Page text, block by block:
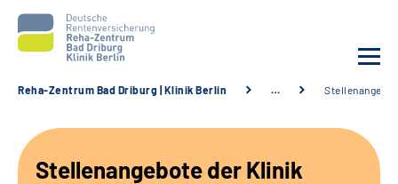
Unsere Angebote
Reha-Zentrum Bad Driburg | Klinik Berlin …
Stellenangebote der Klinik